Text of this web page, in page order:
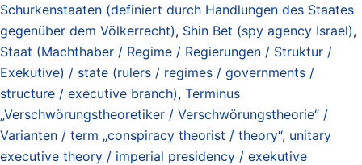
Schurkenstaaten (definiert durch Handlungen des Staates
gegenüber dem Völkerrecht), Shin Bet (spy agency Israel),
Staat (Machthaber / Regime / Regierungen / Struktur /
Exekutive) / state (rulers / regimes / governments /
structure / executive branch), Terminus
„Verschwörungstheoretiker / Verschwörungstheorie“ /
Varianten / term „conspiracy theorist / theory“, unitary
executive theory / imperial presidency / exekutive